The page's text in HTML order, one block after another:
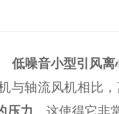
低噪音小型引风离
与轴流风机相比
压力。这使得它非